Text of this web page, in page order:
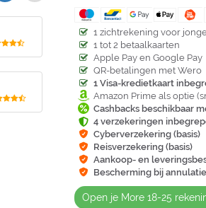
1 zichtrekening voor
1 tot 2 betaalkaarten
Apple Pay en Google Pay
QR-betalingen met Wero
1 Visa-kredietkaart
Amazon Prime als optie
Cashbacks beschikbaar
4 verzekeringen
Cyberverzekering (basis)
Reisverzekering (basis)
Aankoop- en
Bescherming bij
Open je More 18-25